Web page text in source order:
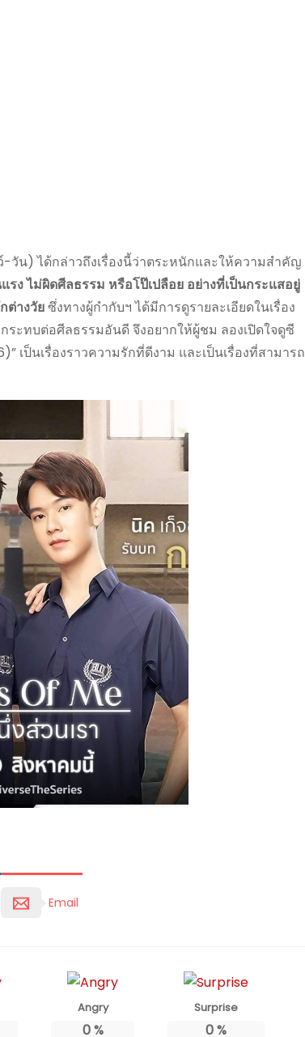
-วัน) ได้กล่าวถึงเรื่องนี้ว่าตระหนักและให้ความสำคัญ
รง ไม่ผิดศีลธรรม หรือโป๊เปลือย อย่างที่เป็นกระแสอยู่
ต่างวัยซึ่งทางผู้กำกับฯ ได้มีการดูรายละเอียดในเรื่อง
ระทบต่อศีลธรรมอันดี จึงอยากให้ผู้ชม ลองเปิดใจดูซี
เป็นเรื่องราวความรักที่ดีงาม และเป็นเรื่องที่สามารถ
Email
Angry
0%
Surprise
0%